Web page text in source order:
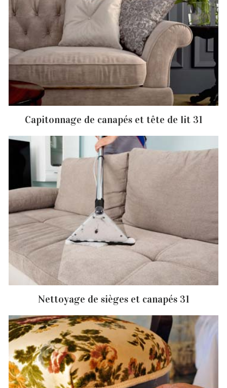
Capitonnage de canapés et tête de lit 31
Nettoyage de sièges et canapés 31